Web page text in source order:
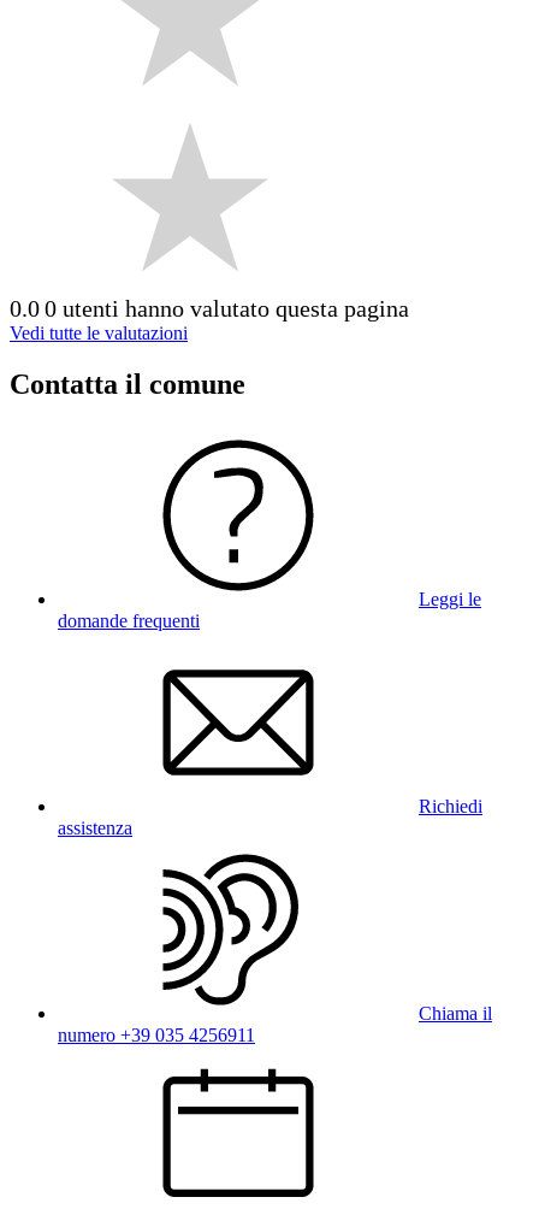
0.00 utenti hanno valutato questa pagina
Vedi tutte le valutazioni
Contatta il comune
Leggi le
domande frequenti
Richiedi
assistenza
Chiama il
numero +39 035 4256911